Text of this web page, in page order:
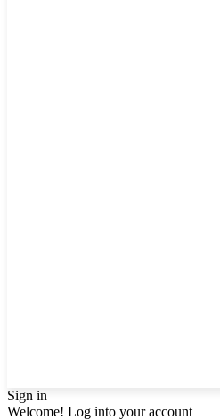
Sign in
Welcome! Log into your account